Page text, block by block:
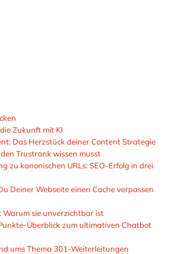
Zukunft mit KI
Das Herzstück deiner Content Strategie
Trustrank wissen musst
zu kanonischen URLs: SEO-Erfolg in drei
Deiner Webseite einen Cache verpassen
Warum sie unverzichtbar ist
Überblick zum ultimativen Chatbot
ums Thema 301-Weiterleitungen